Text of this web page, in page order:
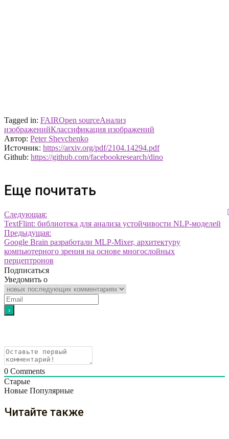
Tagged in: FAIROpen sourceАнализ
изображенийКлассификация изображений
Автор: Peter Shevchenko
Источник: https://arxiv.org/pdf/2104.14294.pdf
Github: https://github.com/facebookresearch/dino
Еще почитать
Следующая:
TextFlint: библиотека для анализа устойчивости NLP-моделей
Предыдущая:
Google Brain разработали MLP-Mixer, архитектуру
компьютерного зрения на основе многослойных
перцептронов
Подписаться
Уведомить о
0 Comments
Старые
Новые Популярные
Читайте также